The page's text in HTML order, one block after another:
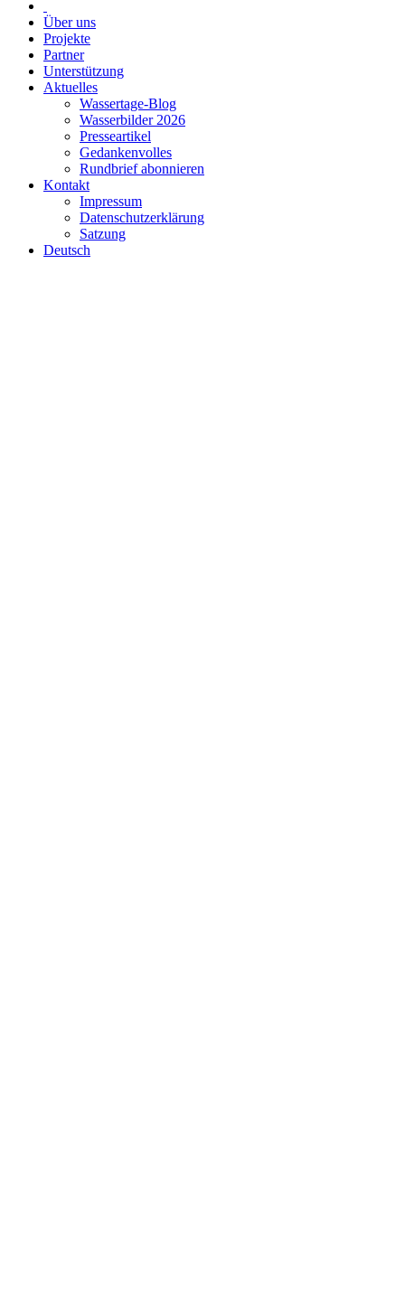
Über uns
Projekte
Partner
Unterstützung
Aktuelles
Wassertage-Blog
Wasserbilder 2026
Presseartikel
Gedankenvolles
Rundbrief abonnieren
Kontakt
Impressum
Datenschutzerklärung
Satzung
Deutsch